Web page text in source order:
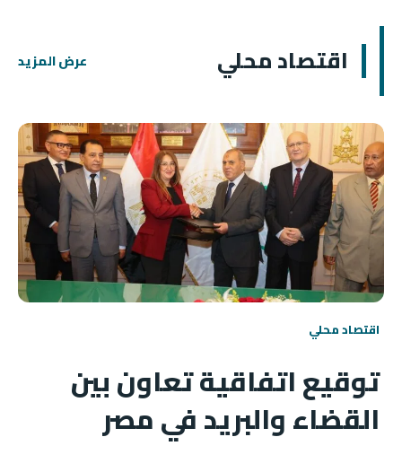
اقتصاد محلي عرض المزيد
اقتصاد محلي
توقيع اتفاقية تعاون بين
القضاء والبريد في مصر